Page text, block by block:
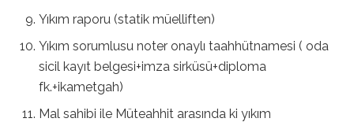
Yıkım raporu (statik müelliften)
Yıkım sorumlusu noter onaylı taahhütnamesi ( oda
sicil kayıt belgesi+imza sirküsü+diploma
fk.+ikametgah)
Mal sahibi ile Müteahhit arasında ki yıkım